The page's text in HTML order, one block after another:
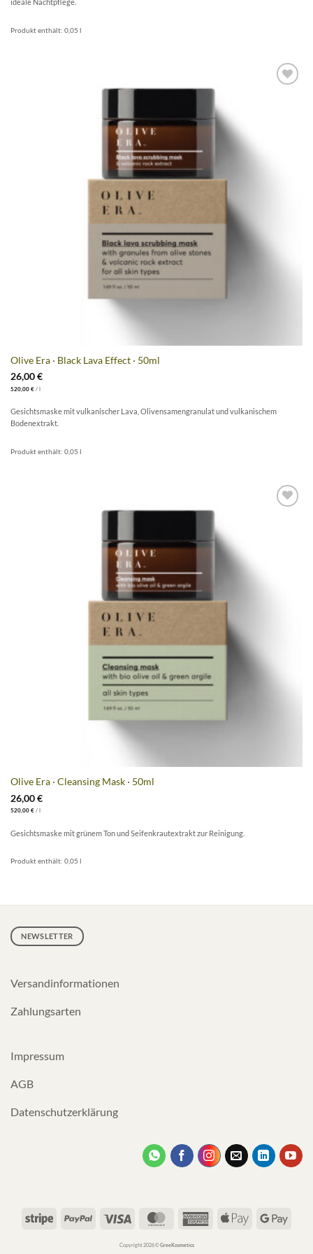
Produkt enthält: 0,05 l
Olive Era · Black Lava Effect · 50ml
26,00€
520,00 €/ l
Gesichtsmaske mit vulkanischer Lava, Olivensamengranulat und vulkanischem
Bodenextrakt.
Produkt enthält: 0,05 l
Olive Era · Cleansing Mask · 50ml
26,00€
520,00 €/ l
Gesichtsmaske mit grünem Ton und Seifenkrautextrakt zur Reinigung.
Produkt enthält: 0,05
NEWSLETTER
Versandinformationen
Zahlungsarten
Impressum
AGB
Datenschutzerklärung
Stripe PayPal Visa MasterCardAmericanApple
Copyright 2026 ©GreeKosmetics